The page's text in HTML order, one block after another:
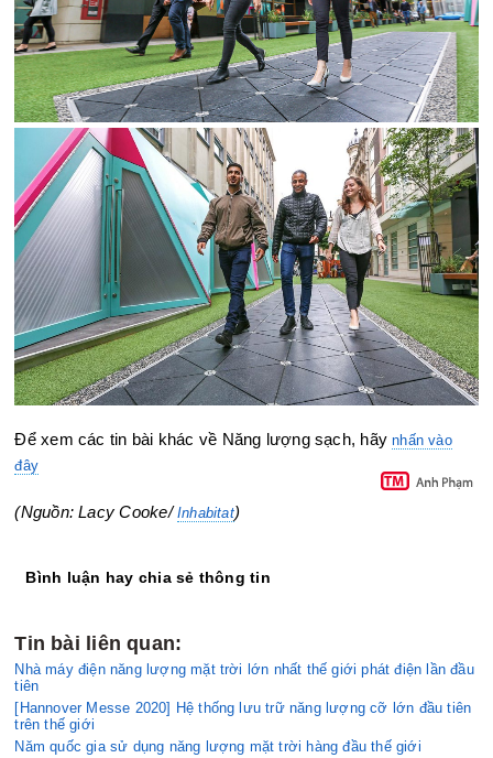
Để xem các tin bài khác về Năng lượng sạch, hãynhấn vào
đây
(Nguồn: Lacy Cooke/Inhabitat)
Bình luận hay chia sẻ thông tin
Tin bài liên quan:
Nhà máy điện năng lượng mặt trời lớn nhất thế giới phát điện lần đầu
tiên
[Hannover Messe 2020] Hệ thống lưu trữ năng lượng cỡ lớn đầu tiên
trên thế giới
Năm quốc gia sử dụng năng lượng mặt trời hàng đầu thế giới